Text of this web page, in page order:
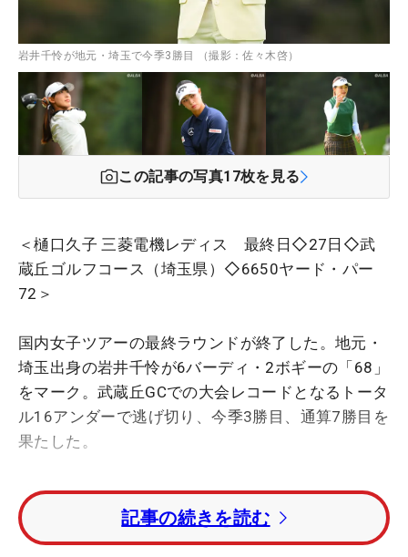
岩井千怜が地元・埼玉で今季3勝目 （撮影：佐々木啓）
この記事の写真17枚を見る
＜樋口久子 三菱電機レディス 最終日◇27日◇武
蔵丘ゴルフコース（埼玉県）◇6650ヤード・パー
72＞
国内女子ツアーの最終ラウンドが終了した。地元・
埼玉出身の岩井千怜が6バーディ・2ボギーの「68」
をマーク。武蔵丘GCでの大会レコードとなるトータ
ル16アンダーで逃げ切り、今季3勝目、通算7勝目を
果たした。
後続と1打差でティオフし、前半は3バーディ・1ボ
ギー。2打にリードを広げて後半に入った。12番で
はボギーを喫したが、13番、16番でバーディを奪
記事の続きを読む